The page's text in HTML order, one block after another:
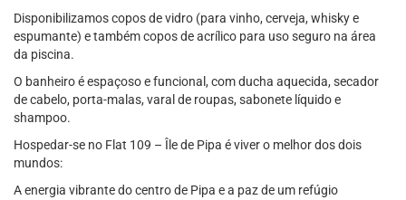
Disponibilizamos copos de vidro (para vinho, cerveja, whisky e
espumante) e também copos de acrílico para uso seguro na área
da piscina.
O banheiro é espaçoso e funcional, com ducha aquecida, secador
de cabelo, porta-malas, varal de roupas, sabonete líquido e
shampoo.
Hospedar-se no Flat 109 – Île de Pipa é viver o melhor dos dois
mundos:
A energia vibrante do centro de Pipa e a paz de um refúgio